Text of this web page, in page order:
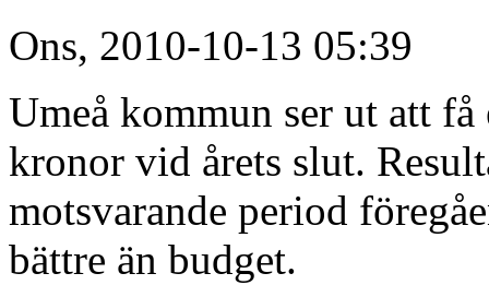
Ons, 2010-10-13 05:39
Umeå kommun ser ut att
kronor vid årets slut.
motsvarande period
bättre än budget.